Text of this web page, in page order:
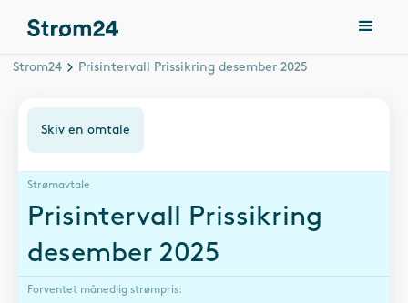
Strom24 Prisintervall Prissikring desember 2025
Skiv en omtale
Strømavtale
Prisintervall Prissikring
desember 2025
Forventet månedlig strømpris: